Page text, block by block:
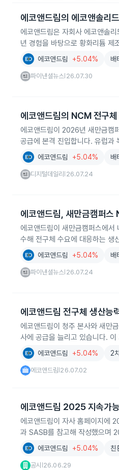
에코앤드림의 에코앤솔리
에코앤드림은 자회사 에코앤솔
년 경험을 바탕으로 황화리튬 제
에코앤드림 +5.04% 배
파이낸셜뉴스 26.07.30
에코앤드림의 NCM 전구
에코앤드림이 2026년 새만금캠
공급에 본격 진입합니다. 유럽과
에코앤드림 +5.04% 배
디지털데일리 26.07.24
에코앤드림, 새만금캠퍼스
에코앤드림이 새만금캠퍼스에
수해 전구체 수요에 대응하는 생
에코앤드림 +5.04% 배
파이낸셜뉴스 26.07.24
에코앤드림 전구체 생산능
에코앤드림이 청주 본사와 새만
사에 공급을 늘리고 있습니다.
에코앤드림 +5.04% 2
에코앤드림 26.07.02
에코앤드림 2025 지속가
에코앤드림이 자사 홈페이지에
과 SASB를 참고해 작성했으며
에코앤드림 +5.04% 친
공시 26.06.29